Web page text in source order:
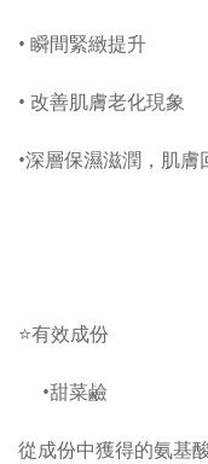
• 瞬間緊緻提升
• 改善肌膚老化現象
•深層保濕滋潤，肌
⭐️有效成份
•甜菜鹼
從成份中獲得的氨基